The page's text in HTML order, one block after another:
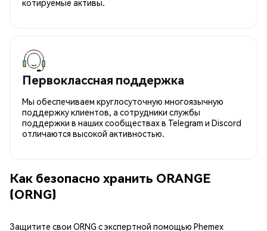
котируемые активы.
Первоклассная поддержка
Мы обеспечиваем круглосуточную многоязычную
поддержку клиентов, а сотрудники службы
поддержки в наших сообществах в Telegram и Discord
отличаются высокой активностью.
Как безопасно хранить ORANGE
(ORNG)
Защитите свои ORNG с экспертной помощью Phemex